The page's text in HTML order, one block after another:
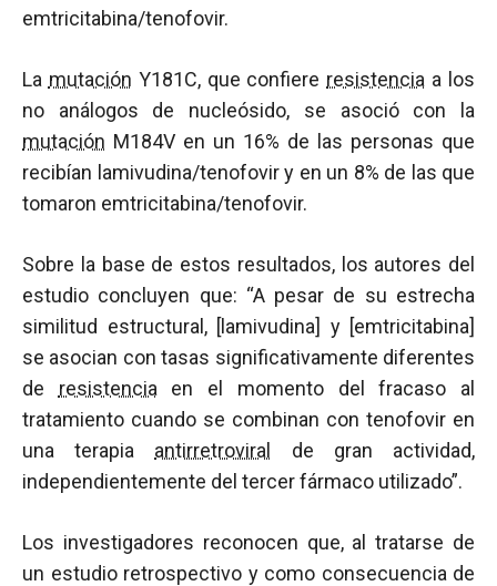
emtricitabina/tenofovir.
La mutación Y181C, que confiere resistencia a los
no análogos de nucleósido, se asoció con la
mutación M184V en un 16% de las personas que
recibían lamivudina/tenofovir y en un 8% de las que
tomaron emtricitabina/tenofovir.
Sobre la base de estos resultados, los autores del
estudio concluyen que: “A pesar de su estrecha
similitud estructural, [lamivudina] y [emtricitabina]
se asocian con tasas significativamente diferentes
de resistencia en el momento del fracaso al
tratamiento cuando se combinan con tenofovir en
una terapia antirretroviral
de gran actividad,
independientemente del tercer fármaco utilizado”.
Los investigadores reconocen que, al tratarse de
un estudio retrospectivo y como consecuencia de